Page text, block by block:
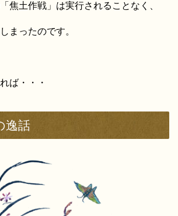
焦土作戦」は実行されることなく、
まったのです。
ば・・・
逸話